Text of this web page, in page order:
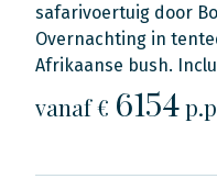
safarivoertuig door
Overnachting in
Afrikaanse bush.
vanaf € 6154